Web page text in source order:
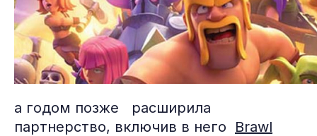
а годом позже расширила
партнерство, включив в него Brawl